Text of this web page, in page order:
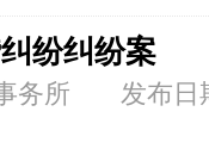
纷纠纷案
事务所 发布